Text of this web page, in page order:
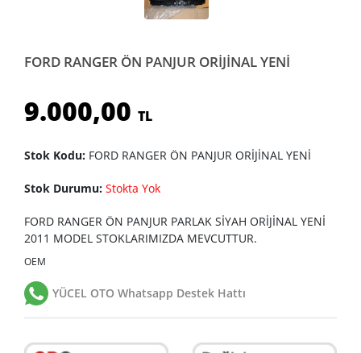
FORD RANGER ÖN PANJUR ORİJİNAL YENİ
9.000,00 TL
Stok Kodu: FORD RANGER ÖN PANJUR ORİJİNAL YENİ
Stok Durumu: Stokta Yok
FORD RANGER ÖN PANJUR PARLAK SİYAH ORİJİNAL YENİ
2011 MODEL STOKLARIMIZDA MEVCUTTUR.
OEM
YÜCEL OTO Whatsapp Destek Hattı